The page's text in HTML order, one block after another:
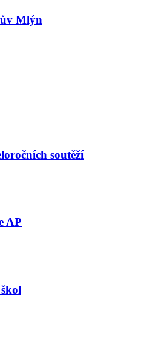
Mlýn
soutěží
AP